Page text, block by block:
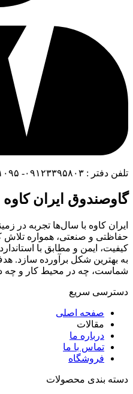
تلفن دفتر : ۰۹۱۲۳۳۹۵۸۰۳- 021۲۲۰۸۱۰۹۵
گاوصندوق ایران کاوه
ایران کاوه با سال‌ها تجربه در
حفاظتی و صنعتی، همواره تلاش
کیفیت، ایمن و مطابق با
به بهترین شکل برآورده سازد.
شماست، چه در محیط کار و چه
دسترسی سریع
صفحه اصلی
مقالات
درباره ما
تماس با ما
فروشگاه
دسته بندی محصولات